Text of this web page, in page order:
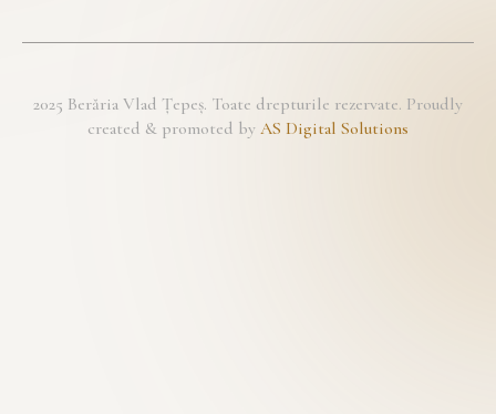
2025 Berăria Vlad Țepeș. Toate drepturile rezervate. Proudly
created & promoted by AS Digital Solutions